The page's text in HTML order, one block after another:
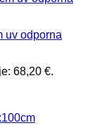
uv odporna
68,20 €.